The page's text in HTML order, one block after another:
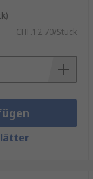
CHF.12.70/Stück